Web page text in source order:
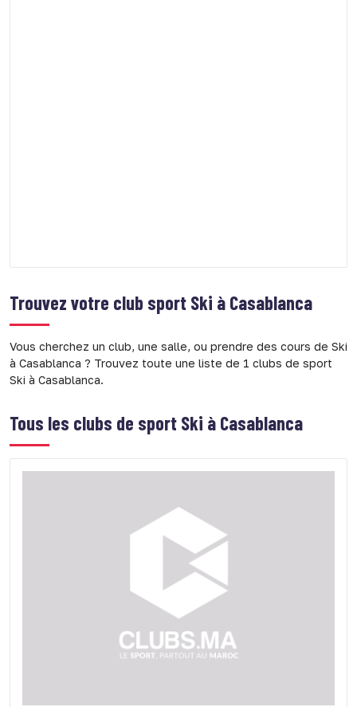
Trouvez votre club sport Ski à Casablanca
Vous cherchez un club, une salle, ou prendre des cours de Ski
à Casablanca ? Trouvez toute une liste de 1 clubs de sport
Ski à Casablanca.
Tous les clubs de sport Ski à Casablanca